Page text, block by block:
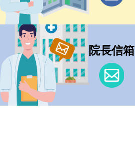
院長信箱